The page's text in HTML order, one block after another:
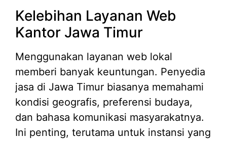
Kelebihan Layanan Web
Kantor Jawa Timur
Menggunakan layanan web lokal
memberi banyak keuntungan. Penyedia
jasa di Jawa Timur biasanya memahami
kondisi geografis, preferensi budaya,
dan bahasa komunikasi masyarakatnya.
Ini penting, terutama untuk instansi yang